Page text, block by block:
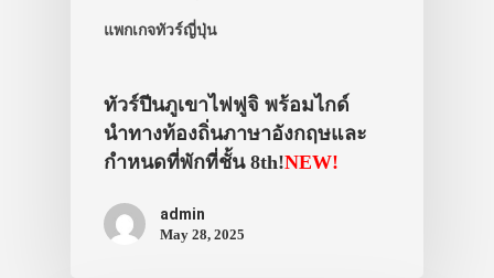
แพกเกจทัวร์ญี่ปุ่น
ทัวร์ปีนภูเขาไฟฟูจิ พร้อมไกด์
นำทางท้องถิ่นภาษาอังกฤษและ
กำหนดที่พักที่ชั้น 8th!NEW!
admin
May 28, 2025